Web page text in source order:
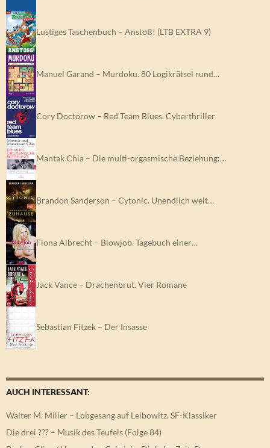
Lustiges Taschenbuch – Anstoß! (LTB EXTRA 9)
Manuel Garand – Murdoku. 80 Logikrätsel rund…
Cory Doctorow – Red Team Blues. Cyberthriller
Mantak Chia – Die multi-orgasmische Beziehung:…
Brandon Sanderson – Cytonic. Unendlich weit…
Fiona Albrecht – Blowjob. Tagebuch einer…
Jack Vance – Drachenbrut. Vier Romane
Sebastian Fitzek – Der Insasse
AUCH INTERESSANT:
Walter M. Miller – Lobgesang auf Leibowitz. SF-Klassiker
Die drei ??? – Musik des Teufels (Folge 84)